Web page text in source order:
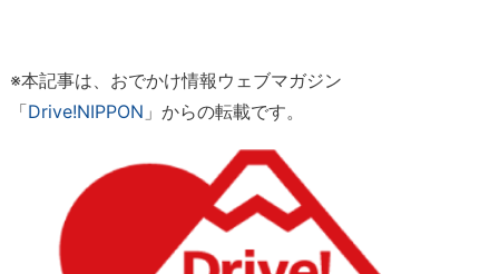
※本記事は、おでかけ情報ウェブマガジン
「Drive!NIPPON 」からの転載です。